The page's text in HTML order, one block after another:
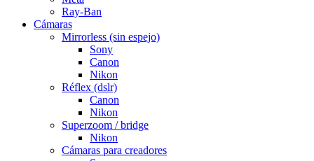
Ray-Ban
Cámaras
Mirrorless (sin espejo)
Sony
Canon
Nikon
Réflex (dslr)
Canon
Nikon
Superzoom / bridge
Nikon
Cámaras para creadores